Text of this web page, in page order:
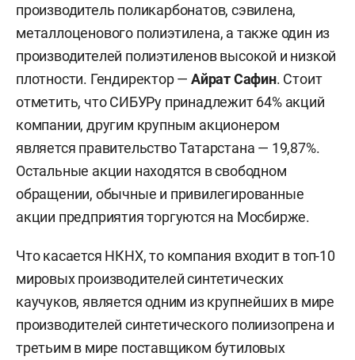
производитель поликарбонатов, сэвилена,
металлоценового полиэтилена, а также один из
производителей полиэтиленов высокой и низкой
плотности. Гендиректор —Айрат Сафин. Стоит
отметить, что СИБУРу принадлежит 64% акций
компании, другим крупным акционером
является правительство Татарстана — 19,87%.
Остальные акции находятся в свободном
обращении, обычные и привилегированные
акции предприятия торгуются на Мосбирже.
Что касается НКНХ, то компания входит в топ-10
мировых производителей синтетических
каучуков, является одним из крупнейших в мире
производителей синтетического полиизопрена и
третьим в мире поставщиком бутиловых